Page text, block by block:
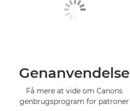
Genanvendelse
Få mere at vide om Canons
genbrugsprogram for patroner